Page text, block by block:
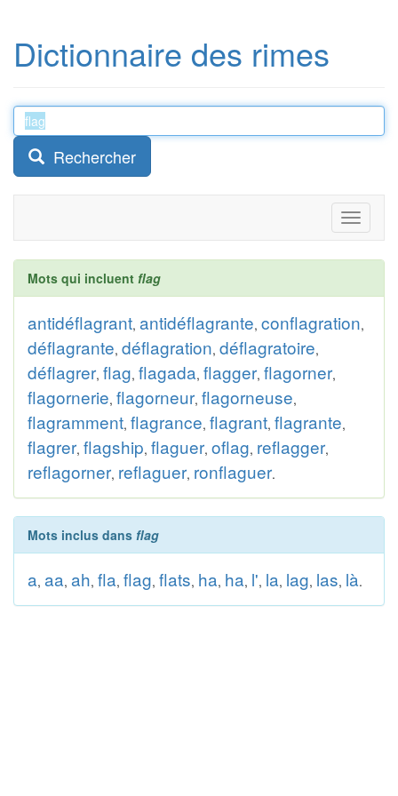
Dictionnaire des rimes
Rechercher
Toggle
Mots qui incluent flag
antidéflagrant, antidéflagrante, conflagration,
déflagrante, déflagration, déflagratoire,
déflagrer, flag, flagada, flagger, flagorner,
flagornerie, flagorneur, flagorneuse,
flagramment, flagrance, flagrant, flagrante,
flagrer, flagship, flaguer, oflag, reflagger,
reflagorner, reflaguer, ronflaguer.
Mots inclus dans flag
a, aa, ah, fla, flag, flats, ha, ha, l', la, lag, las, là.